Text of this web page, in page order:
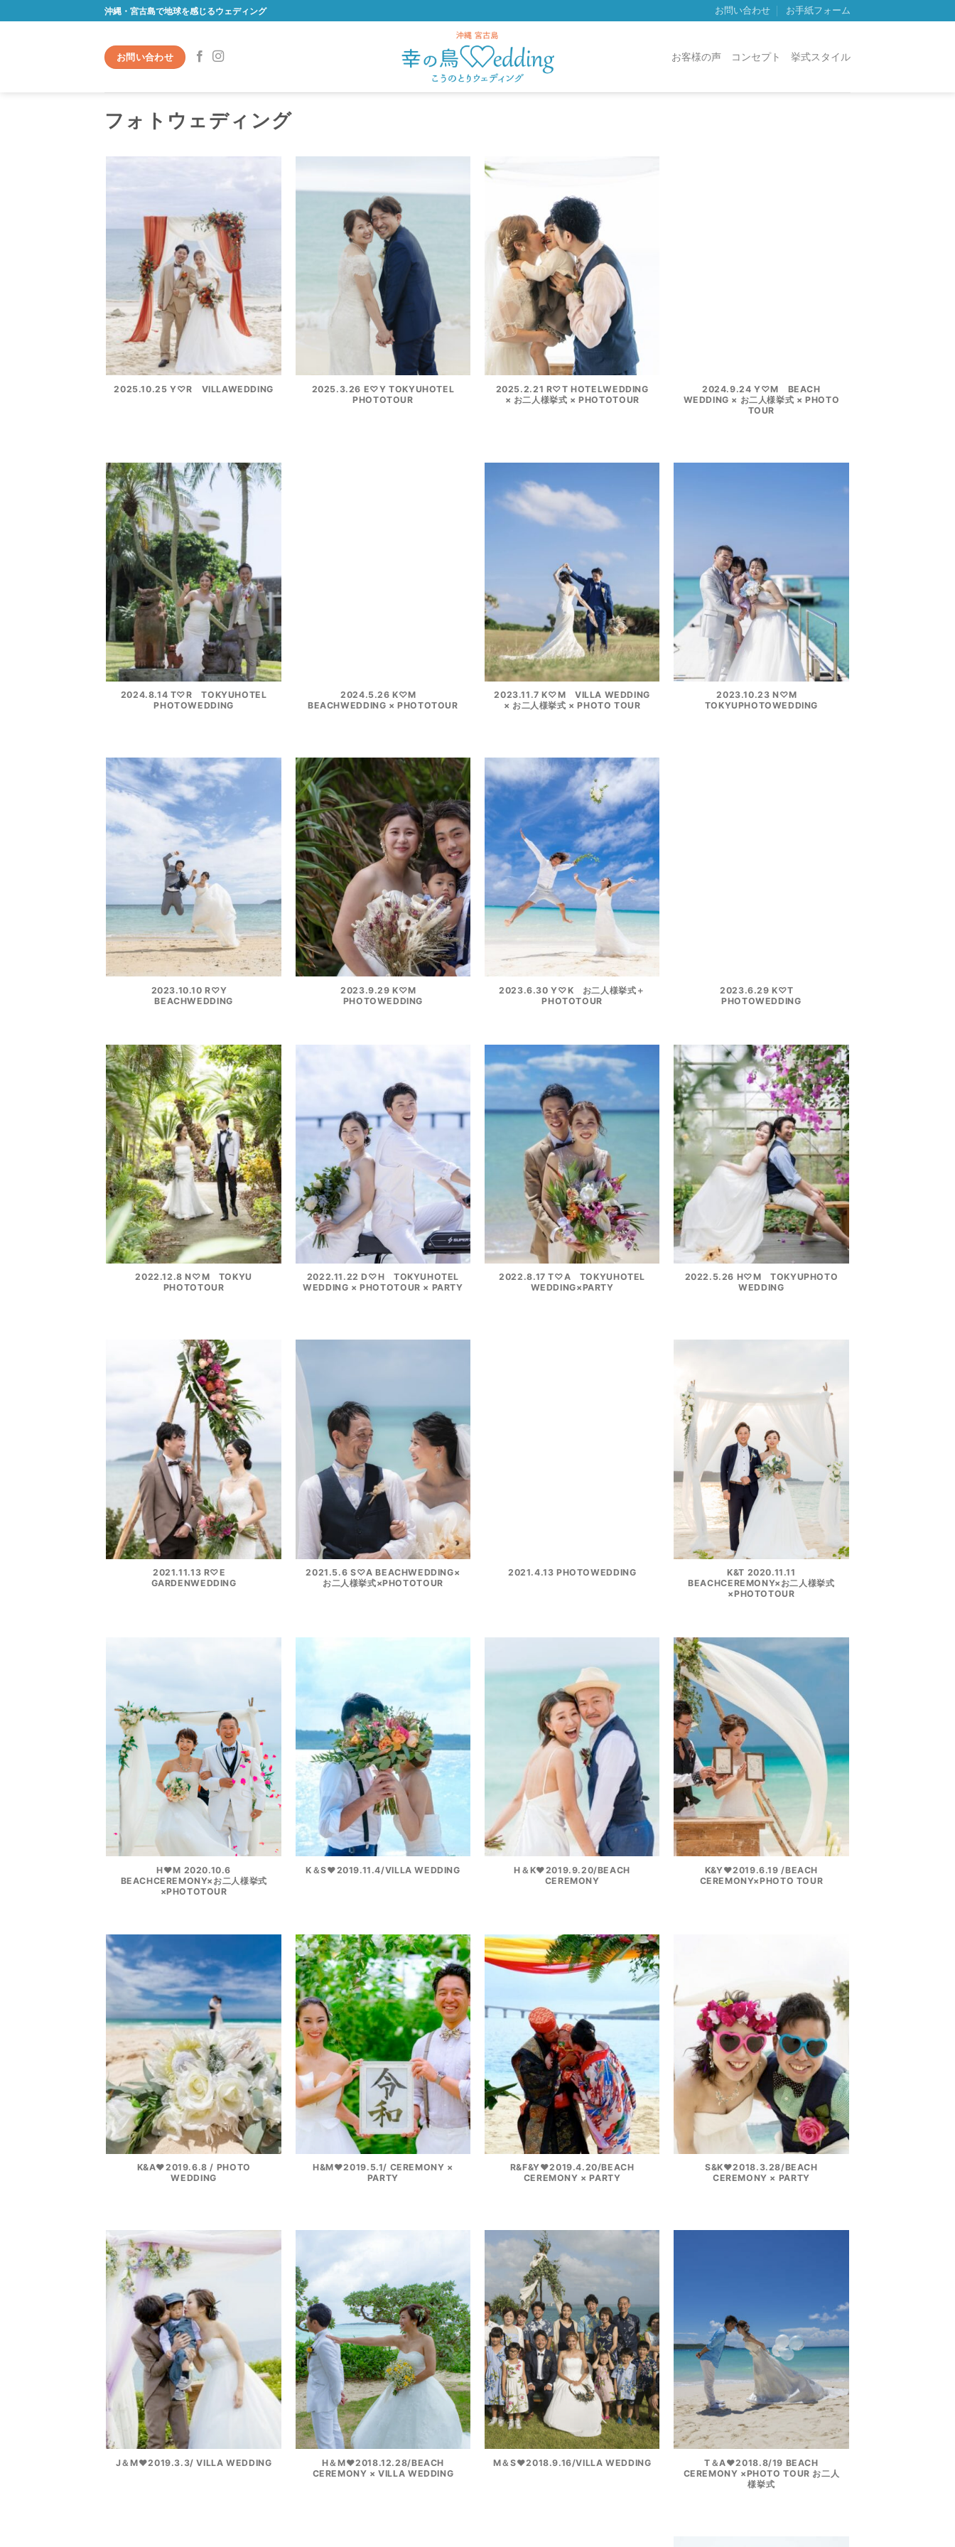
to
沖縄・宮古島で地球を感じるウェディング お問い合わせ お手紙フォーム
お問い合わせ お客様の声 コンセプト 挙式スタイル
フォトウェディング
2025.10.25 Y♡R VILLAWEDDING
2025.3.26 E♡Y TOKYUHOTEL
PHOTOTOUR
2025.2.21 R♡T HOTELWEDDING
× お二人様挙式 × PHOTOTOUR
2024.9.24 Y♡M BEACH
WEDDING × お二人様挙式 × PHOTO
TOUR
2024.8.14 T♡R TOKYUHOTEL
PHOTOWEDDING
2024.5.26 K♡M
BEACHWEDDING × PHOTOTOUR
2023.11.7 K♡M VILLA WEDDING
× お二人様挙式 × PHOTO TOUR
2023.10.23 N♡M
TOKYUPHOTOWEDDING
2023.10.10 R♡Y
BEACHWEDDING
2023.9.29 K♡M
PHOTOWEDDING
2023.6.30 Y♡K お二人様挙式＋
PHOTOTOUR
2023.6.29 K♡T
PHOTOWEDDING
2022.12.8 N♡M TOKYU
PHOTOTOUR
2022.11.22 D♡H TOKYUHOTEL
WEDDING × PHOTOTOUR × PARTY
2022.8.17 T♡A TOKYUHOTEL
WEDDING×PARTY
2022.5.26 H♡M TOKYUPHOTO
WEDDING
2021.11.13 R♡E
GARDENWEDDING
2021.5.6 S♡A BEACHWEDDING×
お二人様挙式×PHOTOTOUR
2021.4.13 PHOTOWEDDING
K&T 2020.11.11
BEACHCEREMONY×お二人様挙式
×PHOTOTOUR
H❤︎M 2020.10.6
BEACHCEREMONY×お二人様挙式
×PHOTOTOUR
K＆S♥2019.11.4/VILLA WEDDING
H＆K♥2019.9.20/BEACH
CEREMONY
K&Y♥2019.6.19 /BEACH
CEREMONY×PHOTO TOUR
K&A♥2019.6.8 / PHOTO
WEDDING
H&M♥2019.5.1/ CEREMONY ×
PARTY
R&F&Y♥2019.4.20/BEACH
CEREMONY × PARTY
S&K♥2018.3.28/BEACH
CEREMONY × PARTY
J＆M♥2019.3.3/ VILLA WEDDING
H＆M♥2018.12.28/BEACH
CEREMONY × VILLA WEDDING
M＆S♥2018.9.16/VILLA WEDDING
T＆A♥2018.8/19 BEACH
CEREMONY ×PHOTO TOUR お二人
様挙式